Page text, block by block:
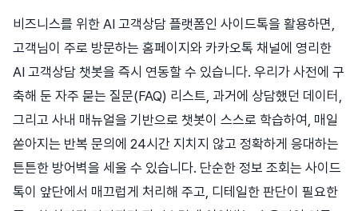
비즈니스를 위한 AI 고객상담 플랫폼인 사이드톡을 활용하면,
고객님이 주로 방문하는 홈페이지와 카카오톡 채널에 영리한
AI 고객상담 챗봇을 즉시 연동할 수 있습니다. 우리가 사전에 구
축해 둔 자주 묻는 질문(FAQ) 리스트, 과거에 상담했던 데이터,
그리고 사내 매뉴얼을 기반으로 챗봇이 스스로 학습하여, 매일
쏟아지는 반복 문의에 24시간 지치지 않고 정확하게 응대하는
튼튼한 방어벽을 세울 수 있습니다. 단순한 정보 조회는 사이드
톡이 앞단에서 매끄럽게 처리해 주고, 디테일한 판단이 필요한